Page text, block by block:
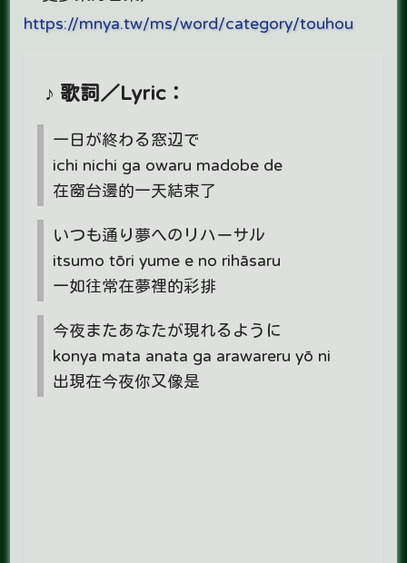
https://mnya.tw/ms/word/category/touhou
♪ 歌詞／Lyric：
一日が終わる窓辺で
ichi nichi ga owaru madobe de
在窗台邊的一天結束了
いつも通り夢へのリハーサル
itsumo tōri yume e no rihāsaru
一如往常在夢裡的彩排
今夜またあなたが現れるように
konya mata anata ga arawareru yō ni
出現在今夜你又像是